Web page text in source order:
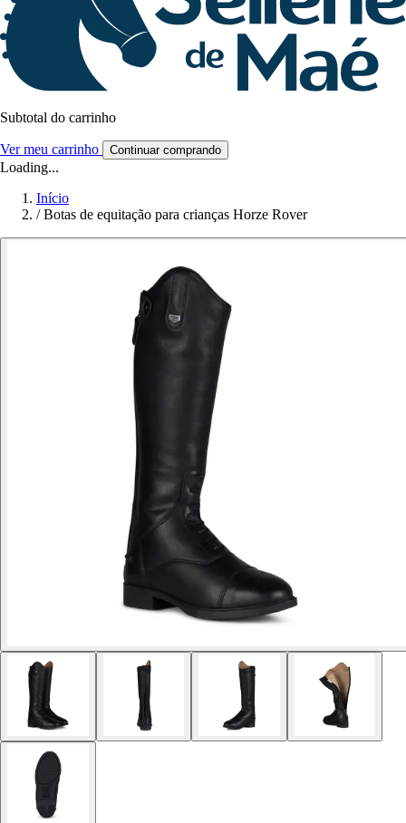
Subtotal do carrinho
Ver meu carrinho Continuar comprando
Loading...
Início
/ Botas de equitação para crianças Horze Rover